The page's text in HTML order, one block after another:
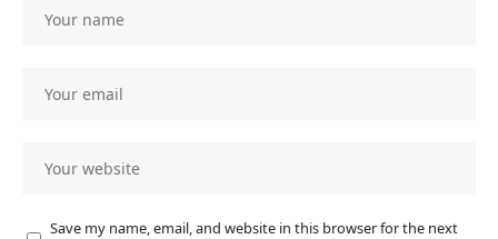
Save my name, email, and website in this browser for the next